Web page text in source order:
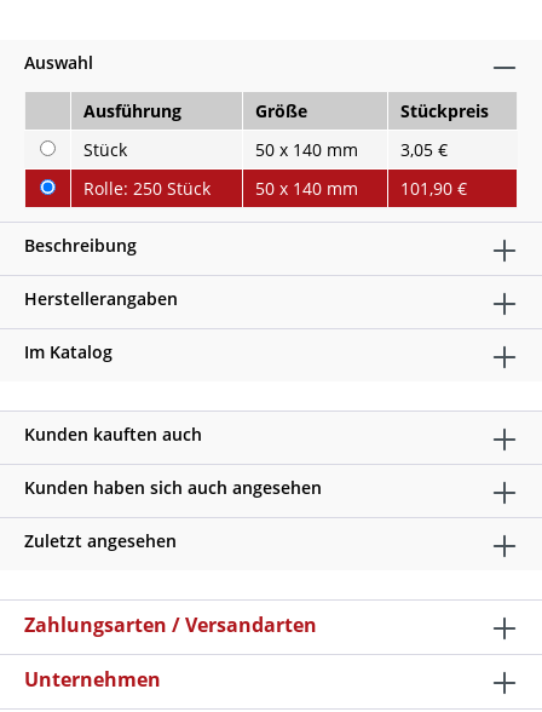
Auswahl
Ausführung Größe
Stückpreis
Stück
50 x 140 mm
3,05 €
Rolle: 250 Stück
50 x 140 mm 101,90 €
Beschreibung
Herstellerangaben
Im Katalog
Kunden kauften auch
Kunden haben sich auch angesehen
Zuletzt angesehen
Zahlungsarten / Versandarten
Unternehmen